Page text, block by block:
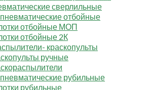
сверлильные
отбойные
отбойные МОП
отбойные 2К
краскопульты
ручные
рубильные
рубильные